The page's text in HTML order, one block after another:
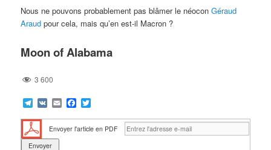
Nous ne pouvons probablement pas blâmer le néoconGéraud
Araud pour cela, mais qu’en est-il Macron ?
Moon of Alabama
3 600
Telegram
VK EmailFacebook
Envoyer l'article en PDF